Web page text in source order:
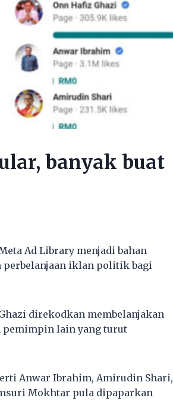
banyak buat
Ad Library menjadi bahan
perbelanjaan iklan politik bagi
direkodkan membelanjakan
pemimpin lain yang turut
Anwar Ibrahim, Amirudin Shari,
Mokhtar pula dipaparkan